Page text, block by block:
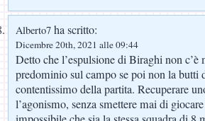
Alberto7 ha scritto:
Dicembre 20th, 2021 alle 09:44
Detto che l’espulsione di Biraghi non
predominio sul campo se poi non la butti
contentissimo della partita. Recuperare
l’agonismo, senza smettere mai di